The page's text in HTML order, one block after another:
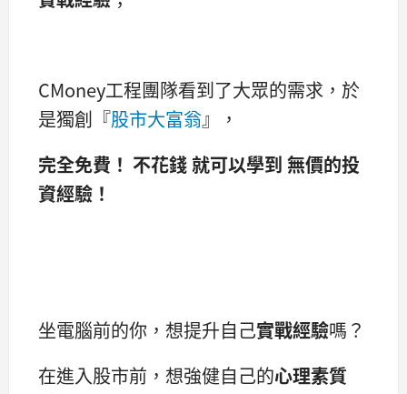
CMoney工程團隊看到了大眾的需求，於
是獨創『股市大富翁』，
完全免費！ 不花錢 就可以學到 無價的投
資經驗！
坐電腦前的你，想提升自己實戰經驗嗎？
在進入股市前，想強健自己的心理素質